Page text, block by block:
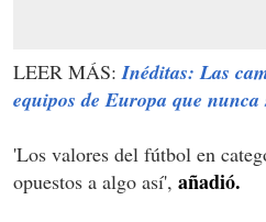
LEER MÁS: Inéditas: Las
equipos de Europa que
'Los valores del fútbol en
opuestos a algo así', añadió.